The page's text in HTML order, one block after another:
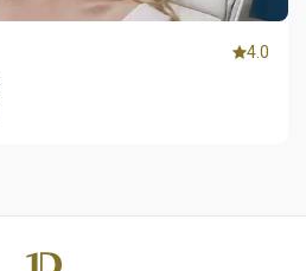
4.0